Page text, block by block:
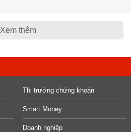
Xem thêm
Thị trường chứng khoán
Smart Money
Doanh nghiệp